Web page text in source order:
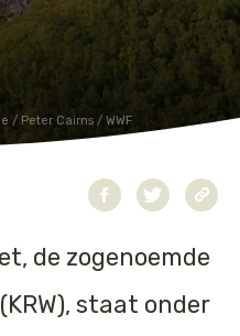
/ Peter Cairns / WWF
de zogenoemde
staat onder